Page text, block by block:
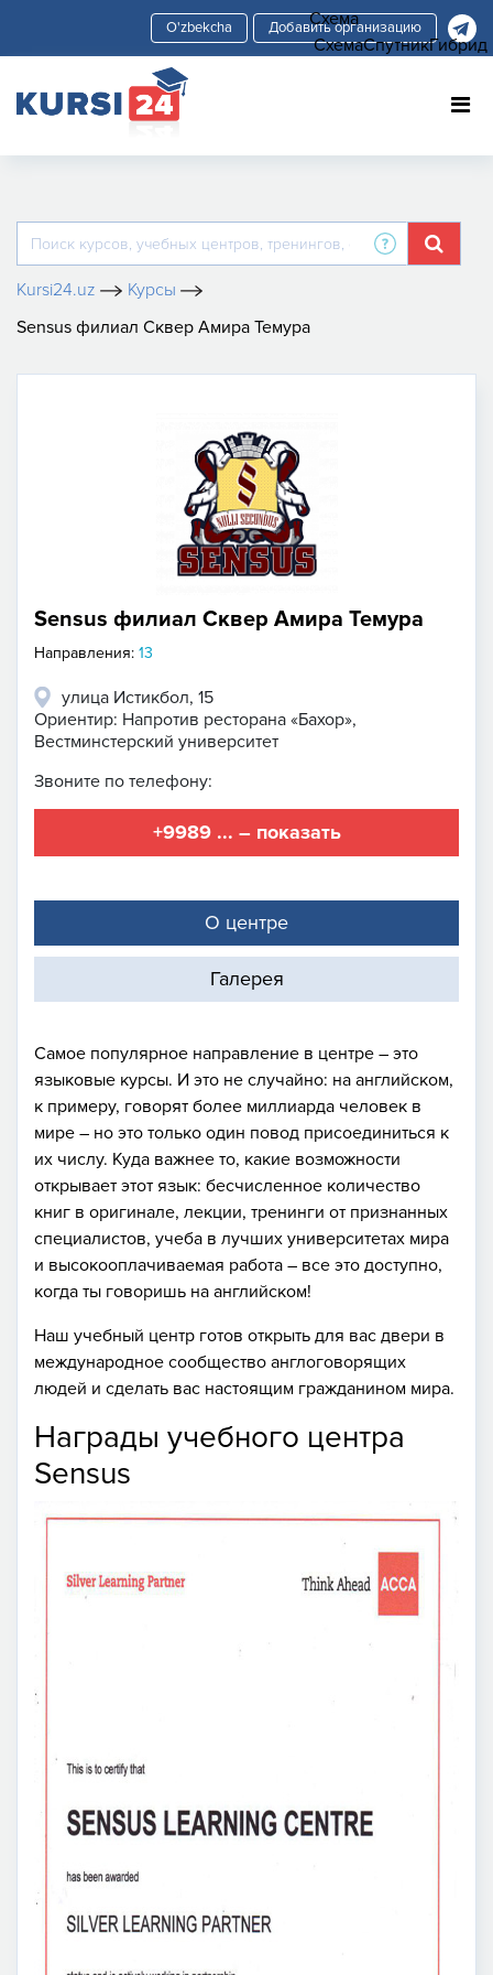
Добавить организацию
Kursi24.uz
Курсы
Sensus филиал Сквер Амира Темура
Sensus филиал Сквер Амира Темура
Направления: 13
улица Истикбол, 15
Ориентир: Напротив ресторана «Бахор»,
Вестминстерский университет
Звоните по телефону:
+9989 ... – показать
О центре
Галерея
Самое популярное направление в центре – это
языковые курсы. И это не случайно: на английском,
к примеру, говорят более миллиарда человек в
мире – но это только один повод присоединиться к
их числу. Куда важнее то, какие возможности
открывает этот язык: бесчисленное количество
книг в оригинале, лекции, тренинги от признанных
специалистов, учеба в лучших университетах мира
и высокооплачиваемая работа – все это доступно,
когда ты говоришь на английском!
Наш учебный центр готов открыть для вас двери в
международное сообщество англоговорящих
людей и сделать вас настоящим гражданином мира.
Награды учебного центра
Sensus
Схема
СхемаСпутникГибрид